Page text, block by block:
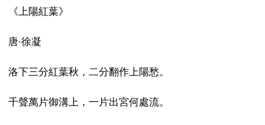
《上陽紅葉》
唐·徐凝
洛下三分紅葉秋，二分翻作上陽愁。
千聲萬片御溝上，一片出宮何處流。